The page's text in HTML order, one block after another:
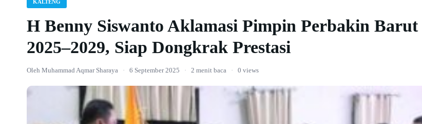
KALTENG
H Benny Siswanto Aklamasi Pimpin Perbakin Barut
2025–2029, Siap Dongkrak Prestasi
Oleh Muhammad Aqmar Sharaya · 6 September 2025 · 2 menit baca · 0 views